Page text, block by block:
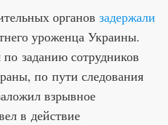
органов задержали
уроженца Украины.
заданию сотрудников
по пути следования
взрывное
в действие